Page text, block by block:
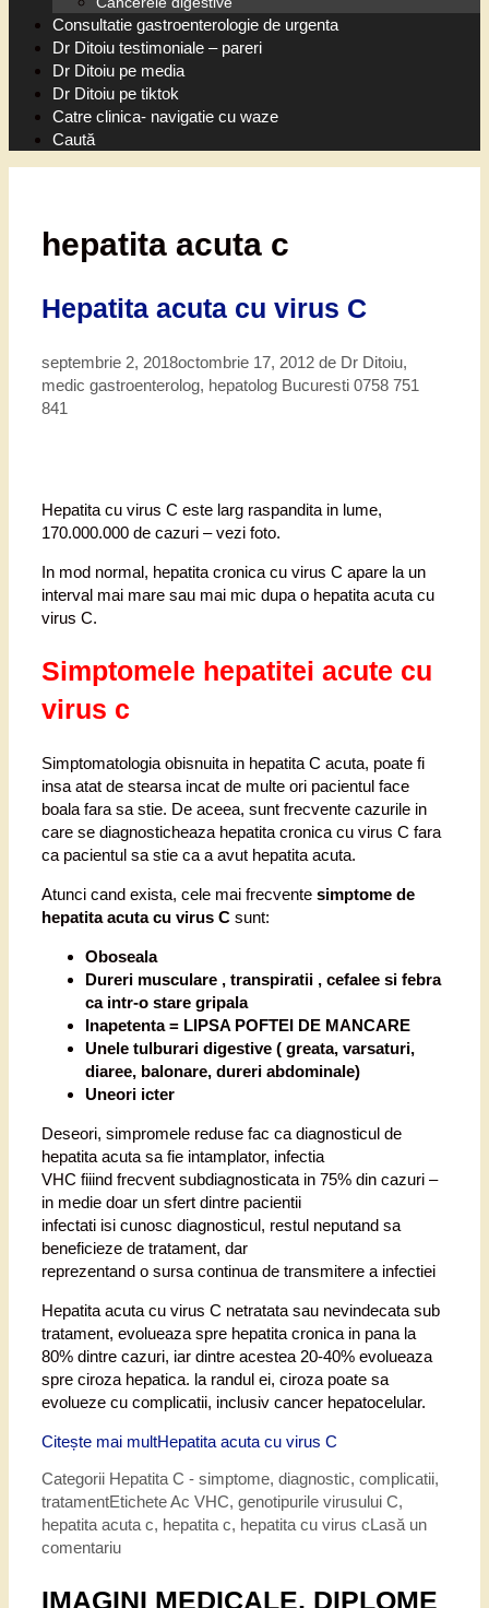
Consultatie gastroenterologie de urgenta
Dr Ditoiu testimoniale – pareri
Dr Ditoiu pe media
Dr Ditoiu pe tiktok
Catre clinica- navigatie cu waze
Caută
hepatita acuta c
Hepatita acuta cu virus C
septembrie 2, 2018octombrie 17, 2012 de Dr Ditoiu,
medic gastroenterolog, hepatolog Bucuresti 0758 751
841
Hepatita cu virus C este larg raspandita in lume,
170.000.000 de cazuri – vezi foto.
In mod normal, hepatita cronica cu virus C apare la un
interval mai mare sau mai mic dupa o hepatita acuta cu
virus C.
Simptomele hepatitei acute cu
virus c
Simptomatologia obisnuita in hepatita C acuta, poate fi
insa atat de stearsa incat de multe ori pacientul face
boala fara sa stie. De aceea, sunt frecvente cazurile in
care se diagnosticheaza hepatita cronica cu virus C fara
ca pacientul sa stie ca a avut hepatita acuta.
Atunci cand exista, cele mai frecvente simptome de
hepatita acuta cu virus C sunt:
Oboseala
Dureri musculare , transpiratii , cefalee si febra
ca intr-o stare gripala
Inapetenta = LIPSA POFTEI DE MANCARE
Unele tulburari digestive ( greata, varsaturi,
diaree, balonare, dureri abdominale)
Uneori icter
Deseori, simpromele reduse fac ca diagnosticul de
hepatita acuta sa fie intamplator, infectia
VHC fiiind frecvent subdiagnosticata in 75% din cazuri –
in medie doar un sfert dintre pacientii
infectati isi cunosc diagnosticul, restul neputand sa
beneficieze de tratament, dar
reprezentand o sursa continua de transmitere a infectiei
Hepatita acuta cu virus C netratata sau nevindecata sub
tratament, evolueaza spre hepatita cronica in pana la
80% dintre cazuri, iar dintre acestea 20-40% evolueaza
spre ciroza hepatica. la randul ei, ciroza poate sa
evolueze cu complicatii, inclusiv cancer hepatocelular.
Citește mai multHepatita acuta cu virus C
Categorii Hepatita C - simptome, diagnostic, complicatii,
tratamentEticheteAc VHC, genotipurile virusului C,
hepatita acuta c, hepatita c, hepatita cu virus cLasă un
comentariu
IMAGINI MEDICALE, DIPLOME